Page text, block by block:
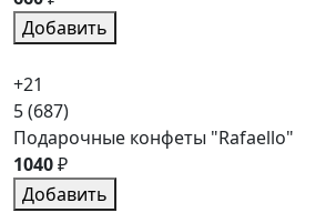
Добавить
+21
5(687)
Подарочные конфеты "Rafaello"
1040₽
Добавить